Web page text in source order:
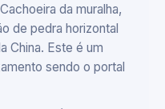
da muralha,
de pedra horizontal
China. Este é um
sendo o portal